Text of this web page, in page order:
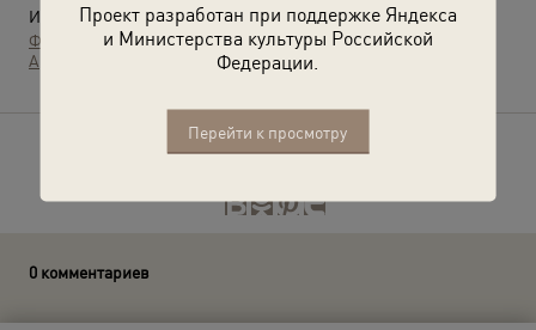
Проект разработан при поддержке Яндекса
и Министерства культуры Российской
Федерации.
Перейти к просмотру
Источники:
Фотографии пользователей russiainphoto.ru
Архив Виктории Аверкиной
Расскажите друзьям об этом фото
0 комментариев